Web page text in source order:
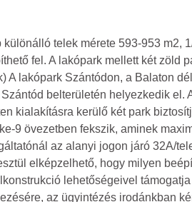
telek mérete 593-953 m2,
fel. A lakópark mellett két zöld
A lakópark Szántódon, a Balaton
belterületén helyezkedik el.
kialakításra kerülő két park
9 övezetben fekszik, aminek
az alanyi jogon járó 32A/
elképzelhető, hogy milyen
lehetőségeivel
az ügyintézés irodánkban